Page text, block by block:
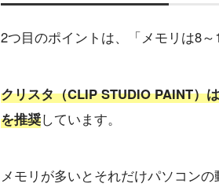
2つ目のポイントは、「メモリは8～
クリスタ（CLIP STUDIO PAINT）
を推奨しています。
メモリが多いとそれだけパソコン